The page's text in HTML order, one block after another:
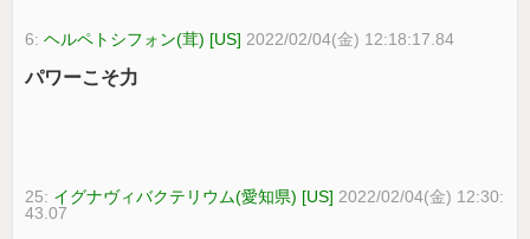
6:ヘルペトシフォン(茸) [US] 2022/02/04(金) 12:18:17.84
パワーこそ力
25: イグナヴィバクテリウム(愛知県) [US] 2022/02/04(金) 12:30:
43.07